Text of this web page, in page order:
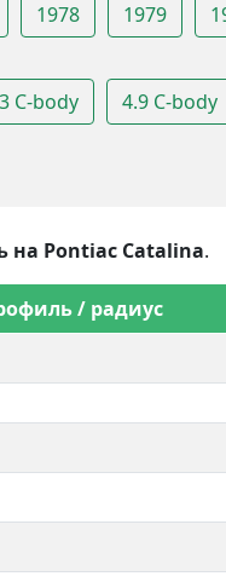
1978 1979
C-body 4.9 C-body
на Pontiac Catalina.
/ радиус